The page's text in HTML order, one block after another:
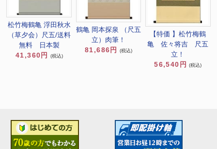
松竹梅鶴亀 浮田秋水
（草夕会）尺五/送料
無料 日本製
41,360円
(税込)
鶴亀 岡本探泉 （尺五
立）肉筆！
81,686円
(税込)
【特価 】松竹梅鶴
亀 佐々将吉 尺五
立！
56,540円
(税込)